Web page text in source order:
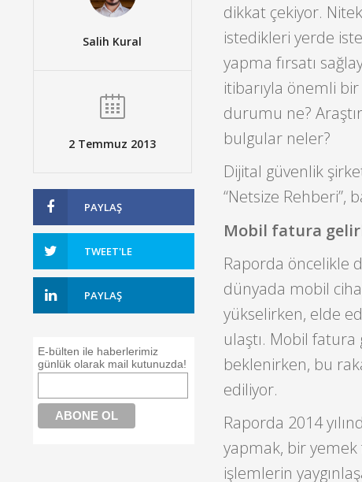
Salih Kural
2 Temmuz 2013
PAYLAŞ
TWEET'LE
PAYLAŞ
E-bülten ile haberlerimiz
günlük olarak mail kutunuzda!
dikkat çekiyor.
istedikleri yerde
yapma fırsatı
itibarıyla önemli
durumu ne?
bulgular neler?
Dijital güvenlik
“Netsize Rehberi”,
Mobil fatura
Raporda öncelikle
dünyada mobil
yükselirken, elde
ulaştı. Mobil fatura
beklenirken, bu
ediliyor.
Raporda 2014
yapmak, bir yemek
işlemlerin